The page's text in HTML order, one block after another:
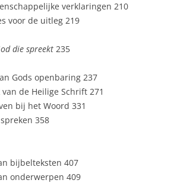
verklaringen 210
voor de uitleg 219
die spreekt 235
Gods openbaring 237
de Heilige Schrift 271
bij het Woord 331
358
bijbelteksten 407
onderwerpen 409